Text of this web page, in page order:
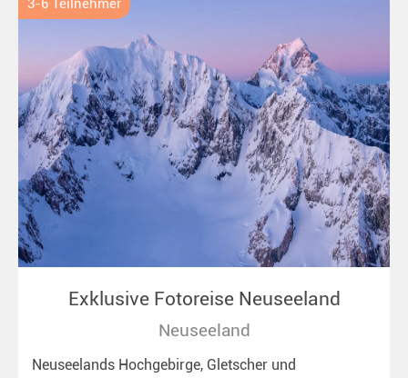
3-6 Teilnehmer
Exklusive Fotoreise Neuseeland
Neuseeland
Neuseelands Hochgebirge, Gletscher und